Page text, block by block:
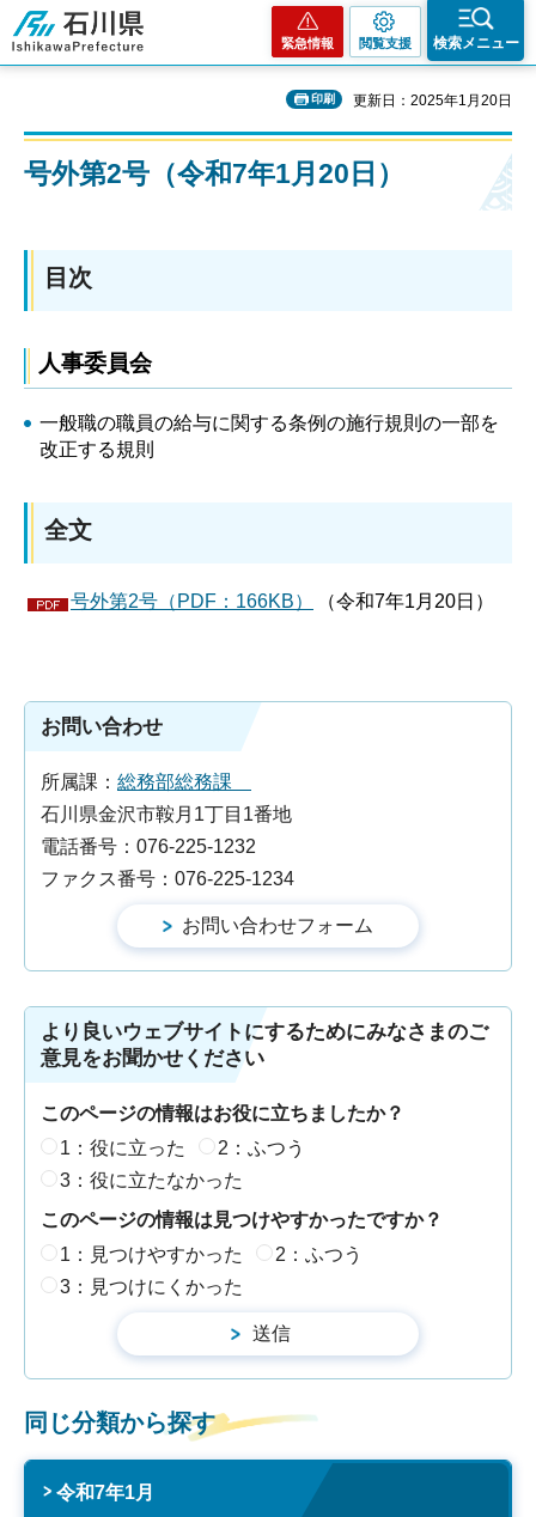
石川県
緊急情報 閲覧支援 検索メニュー
印刷 更新日：2025年1月20日
号外第2号（令和7年1月20日）
目次
人事委員会
一般職の職員の給与に関する条例の施行規則の一部を
改正する規則
全文
号外第2号（PDF：166KB） （令和7年1月20日）
お問い合わせ
所属課： 総務部総務課
石川県金沢市鞍月1丁目1番地
電話番号：076-225-1232
ファクス番号：076-225-1234
より良いウェブサイトにするためにみなさまのご
意見をお聞かせください
このページの情報はお役に立ちましたか？
1：役に立った
2：ふつう
3：役に立たなかった
このページの情報は見つけやすかったですか？
1：見つけやすかった
2：ふつう
3：見つけにくかった
同じ分類から探す
令和7年1月